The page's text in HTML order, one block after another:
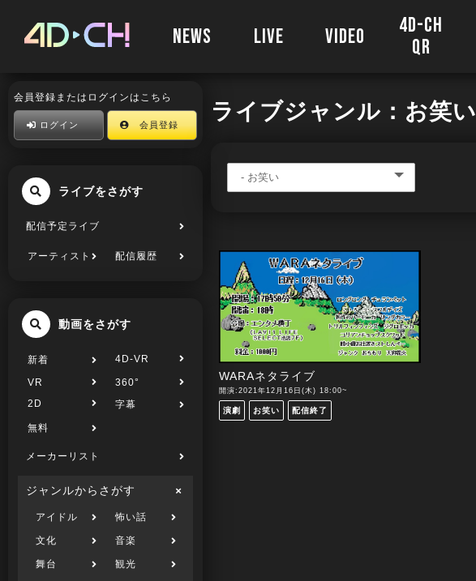
NEWS LIVE VIDEO
4D-CH
QR
会員登録またはログインはこちら
ログイン 会員登録
ライブをさがす
配信予定ライブ
アーティスト 配信履歴
動画をさがす
新着 4D-VR
VR
360°
2D
字幕
無料
メーカーリスト
ジャンルからさがす
アイドル 怖い話
文化 音楽
舞台 観光
ライブジャンル：お笑い
WARAネタライブ
開演:2021年12月16日(木) 18:00~
演劇 お笑い 配信終了